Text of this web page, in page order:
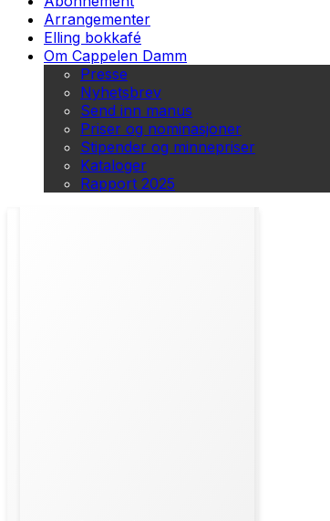
Arrangementer
Elling bokkafé
Om Cappelen Damm
Presse
Nyhetsbrev
Send inn manus
Priser og nominasjoner
Stipender og minnepriser
Kataloger
Rapport 2025